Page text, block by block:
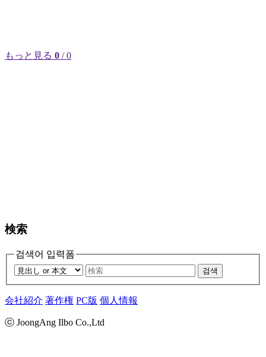
もっと見る 0 / 0
検索
검색어 입력폼
검색
会社紹介 著作権 PC版 個人情報
ⓒ JoongAng Ilbo Co.,Ltd